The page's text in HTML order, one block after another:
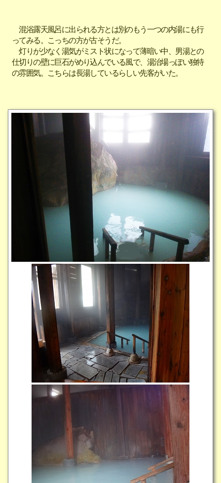
混浴露天風呂に出られる方とは別のもう一つの内湯にも行
ってみる。こっちの方が古そうだ。
灯りが少なく湯気がミスト状になって薄暗い中、男湯との
仕切りの壁に巨石がめり込んでいる風で、湯治場っぽい独特
の雰囲気。こちらは長湯しているらしい先客がいた。